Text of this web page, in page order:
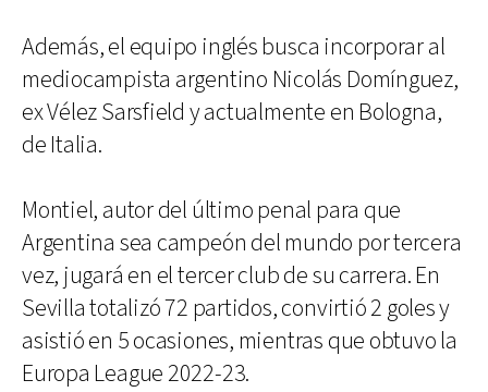
Además, el equipo inglés busca incorporar al
mediocampista argentino Nicolás Domínguez,
ex Vélez Sarsfield y actualmente en Bologna,
de Italia.
Montiel, autor del último penal para que
Argentina sea campeón del mundo por tercera
vez, jugará en el tercer club de su carrera. En
Sevilla totalizó 72 partidos, convirtió 2 goles y
asistió en 5 ocasiones, mientras que obtuvo la
Europa League 2022-23.